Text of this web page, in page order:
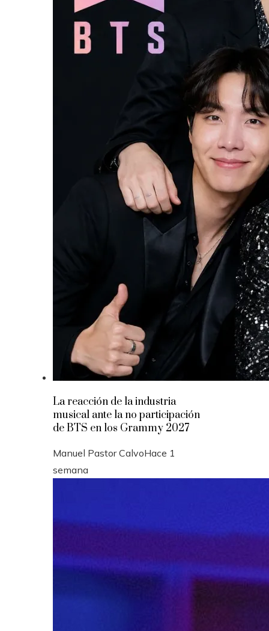
La reacción de la industria
musical ante la no participación
de BTS en los Grammy 2027
Manuel Pastor CalvoHace 1
semana